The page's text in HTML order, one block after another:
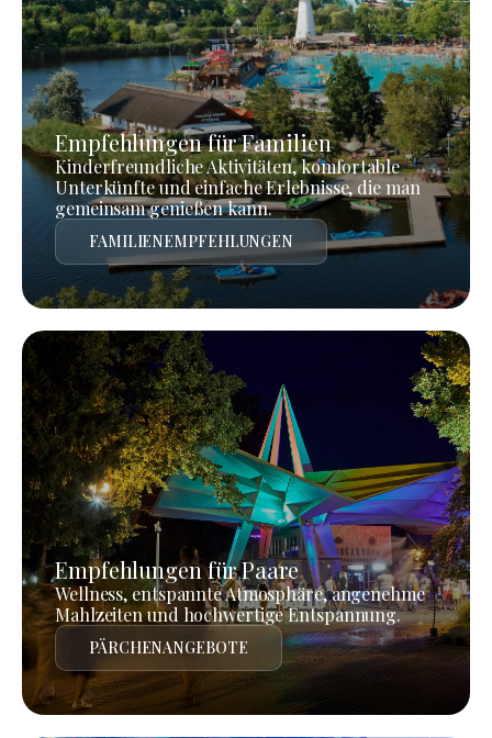
Empfehlungen für Familien
Kinderfreundliche Aktivitäten, komfortable
Unterkünfte und einfache Erlebnisse, die man
gemeinsam genießen kann.
FAMILIENEMPFEHLUNGEN
Empfehlungen für Paare
Wellness, entspannte Atmosphäre, angenehme
Mahlzeiten und hochwertige Entspannung.
PÄRCHENANGEBOTE